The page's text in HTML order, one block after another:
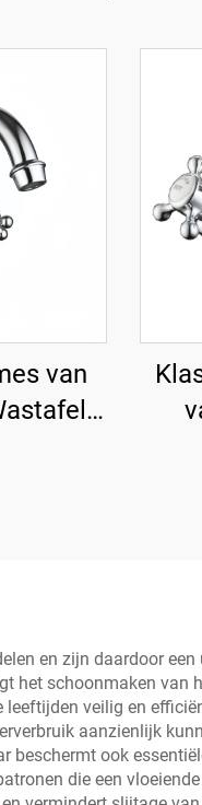
van
-
en zijn daardoor
schoonmaken
veilig en
aanzienlijk
beschermt ook
die een